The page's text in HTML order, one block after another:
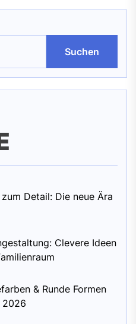
Suchen
Detail: Die neue Ära
Clevere Ideen
& Runde Formen
2026